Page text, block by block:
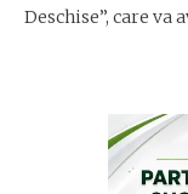
Deschise”, care va